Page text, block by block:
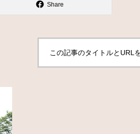
Share
この記事のタイトルとURL